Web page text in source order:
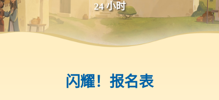
24 小时
闪耀！报名表